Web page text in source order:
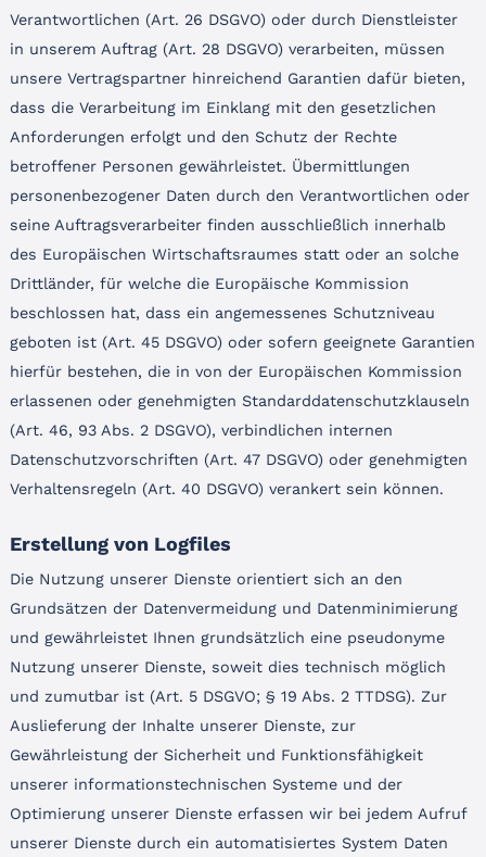
Verantwortlichen (Art. 26 DSGVO) oder durch Dienstleister
in unserem Auftrag (Art. 28 DSGVO) verarbeiten, müssen
unsere Vertragspartner hinreichend Garantien dafür bieten,
dass die Verarbeitung im Einklang mit den gesetzlichen
Anforderungen erfolgt und den Schutz der Rechte
betroffener Personen gewährleistet. Übermittlungen
personenbezogener Daten durch den Verantwortlichen oder
seine Auftragsverarbeiter finden ausschließlich innerhalb
des Europäischen Wirtschaftsraumes statt oder an solche
Drittländer, für welche die Europäische Kommission
beschlossen hat, dass ein angemessenes Schutzniveau
geboten ist (Art. 45 DSGVO) oder sofern geeignete Garantien
hierfür bestehen, die in von der Europäischen Kommission
erlassenen oder genehmigten Standarddatenschutzklauseln
(Art. 46, 93 Abs. 2 DSGVO), verbindlichen internen
Datenschutzvorschriften (Art. 47 DSGVO) oder genehmigten
Verhaltensregeln (Art. 40 DSGVO) verankert sein können.
Erstellung von Logfiles
Die Nutzung unserer Dienste orientiert sich an den
Grundsätzen der Datenvermeidung und Datenminimierung
und gewährleistet Ihnen grundsätzlich eine pseudonyme
Nutzung unserer Dienste, soweit dies technisch möglich
und zumutbar ist (Art. 5 DSGVO; § 19 Abs. 2 TTDSG). Zur
Auslieferung der Inhalte unserer Dienste, zur
Gewährleistung der Sicherheit und Funktionsfähigkeit
unserer informationstechnischen Systeme und der
Optimierung unserer Dienste erfassen wir bei jedem Aufruf
unserer Dienste durch ein automatisiertes System Daten